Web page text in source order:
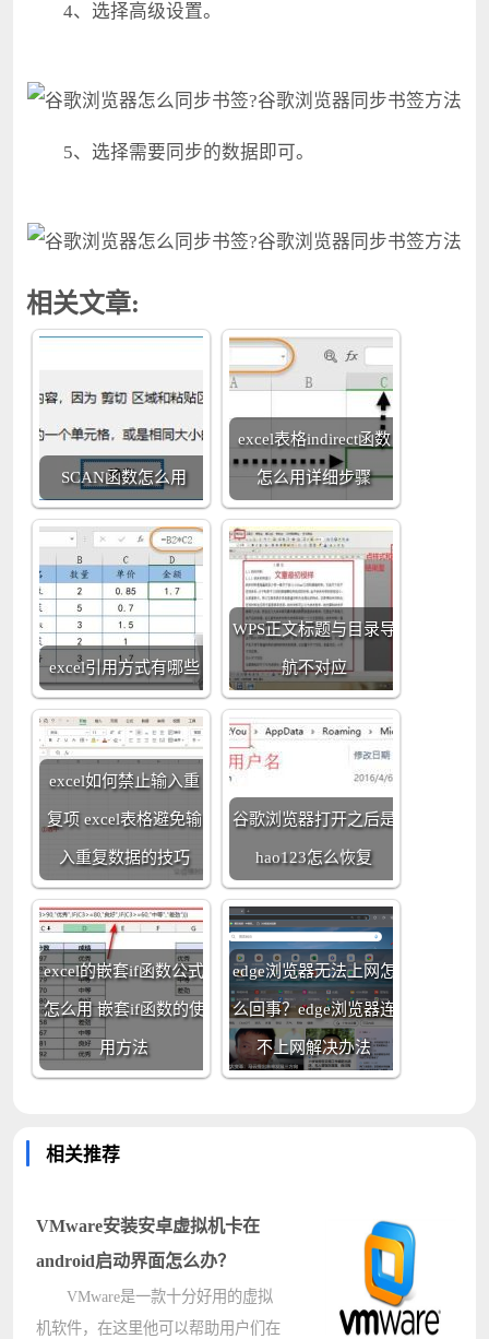
4、选择高级设置。
5、选择需要同步的数据即可。
相关文章:
SCAN函数怎么用
excel表格indirect函数
怎么用详细步骤
excel引用方式有哪些
WPS正文标题与目录导
航不对应
excel如何禁止输入重
复项 excel表格避免输
入重复数据的技巧
谷歌浏览器打开之后是
hao123怎么恢复
excel的嵌套if函数公式
怎么用 嵌套if函数的使
用方法
edge浏览器无法上网怎
么回事？edge浏览器连
不上网解决办法
相关推荐
VMware安装安卓虚拟机卡在
android启动界面怎么办？
VMware是一款十分好用的虚拟
机软件，在这里他可以帮助用户们在